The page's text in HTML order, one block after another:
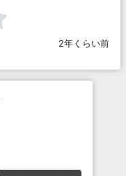
2年くらい前